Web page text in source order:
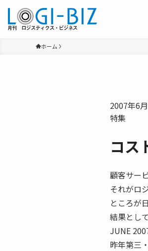
ホーム
2007年6
特集
コス
顧客サー
それがロ
ところが
結果とし
JUNE
昨年第三